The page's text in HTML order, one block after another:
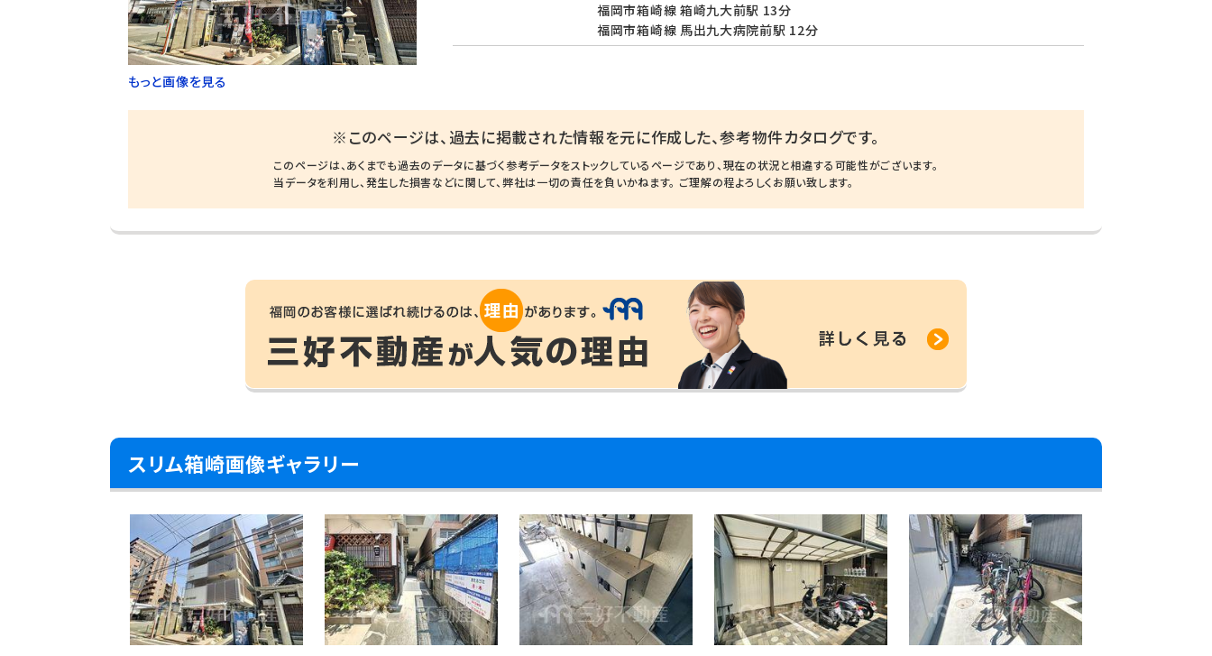
もっと画像を見る
福岡市箱崎線 箱崎九大前駅 13分
福岡市箱崎線 馬出九大病院前駅 12分
※このページは、過去に掲載された情報を元に作成した、参考物件カタログです。
このページは、あくまでも過去のデータに基づく参考データをストックしているページであり、現在の状況と相違する可能性がございます。
当データを利用し、発生した損害などに関して、弊社は一切の責任を負いかねます。 ご理解の程よろしくお願い致します。
スリム箱崎画像ギャラリー